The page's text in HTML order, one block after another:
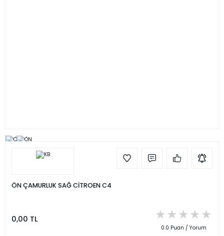
ÖN ÇAMURLUK SAĞ CİTROEN C4
0,00 TL
0.0 Puan / Yorum